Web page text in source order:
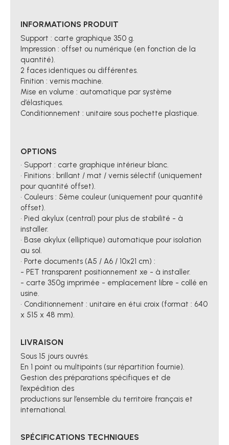
INFORMATIONS PRODUIT
Support : carte graphique 350 g.
Impression : offset ou numérique (en fonction de la
quantité).
2 faces identiques ou différentes.
Finition : vernis machine.
Mise en volume : automatique par système
d’élastiques.
Conditionnement : unitaire sous pochette plastique.
OPTIONS
• Support : carte graphique intérieur blanc.
• Finitions : brillant / mat / vernis sélectif (uniquement
pour quantité offset).
• Couleurs : 5ème couleur (uniquement pour quantité
offset).
• Pied akylux (central) pour plus de stabilité - à
installer.
• Base akylux (elliptique) automatique pour isolation
au sol.
• Porte documents (A5 / A6 / 10x21 cm) :
- PET transparent positionnement xe - à installer.
- carte 350g imprimée - emplacement libre - collé en
usine.
• Conditionnement : unitaire en étui croix (format : 640
x 515 x 48 mm).
LIVRAISON
Sous 15 jours ouvrés.
En 1 point ou multipoints (sur répartition fournie).
Gestion des préparations spécifiques et de
l’expédition des
productions sur l’ensemble du territoire français et
international.
SPÉCIFICATIONS TECHNIQUES